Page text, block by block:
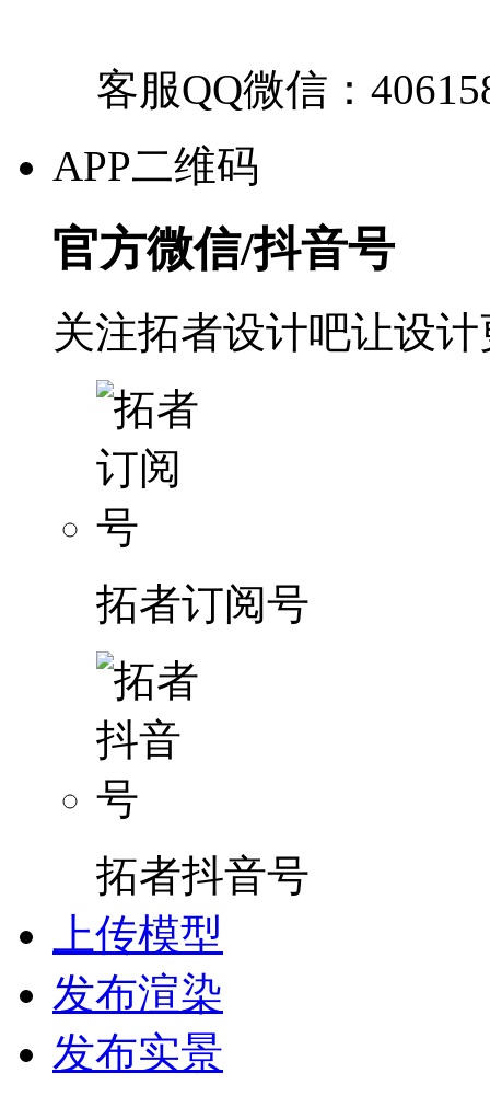
客服QQ微信：
APP二维码
官方微信/抖音号
关注拓者设计吧让设
拓者订阅号
拓者抖音号
上传模型
发布渲染
发布实景